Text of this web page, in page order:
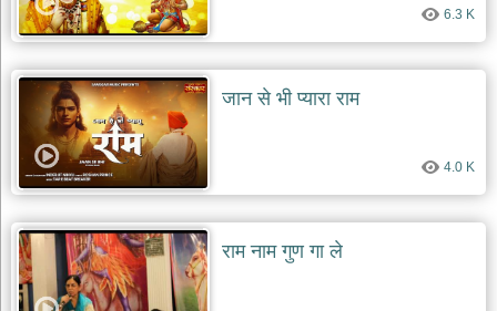
6.3 K
जान से भी प्यारा राम
4.0 K
राम नाम गुण गा ले